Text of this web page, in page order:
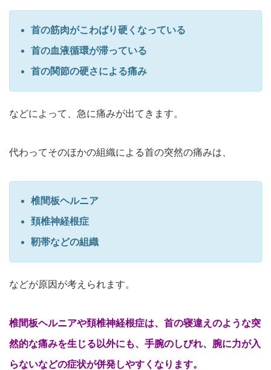
首の筋肉がこわばり硬くなっている
首の血液循環が滞っている
首の関節の硬さによる痛み
などによって、急に痛みが出てきます。
代わってそのほかの組織による首の突然の痛みは、
椎間板ヘルニア
頚椎神経根症
靭帯などの組織
などが原因が考えられます。
椎間板ヘルニアや頚椎神経根症は、 首の寝違えのような突
然的な痛みを生じる以外にも、 手腕のしびれ、 腕に力が入
らないなどの症状が併発しやすくなります。